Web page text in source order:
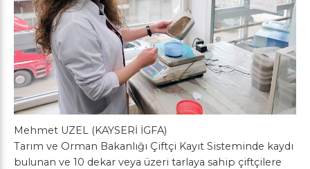
Mehmet UZEL (KAYSERİ İGFA)
Tarım ve Orman Bakanlığı Çiftçi Kayıt Sisteminde kaydı
bulunan ve 10 dekar veya üzeri tarlaya sahip çiftçilere